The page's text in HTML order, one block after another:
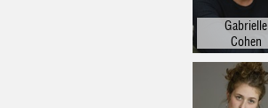
Gabrielle
Cohen